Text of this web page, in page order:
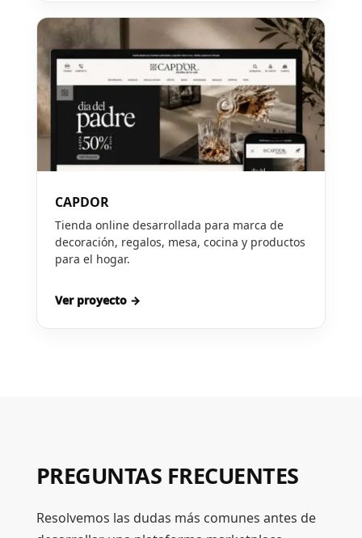
CAPDOR
Tienda online desarrollada para marca de
decoración, regalos, mesa, cocina y productos
para el hogar.
Ver proyecto →
PREGUNTAS FRECUENTES
Resolvemos las dudas más comunes antes de